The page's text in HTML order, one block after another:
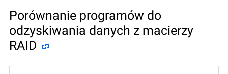
Porównanie programów do
odzyskiwania danych z macierzy
RAID